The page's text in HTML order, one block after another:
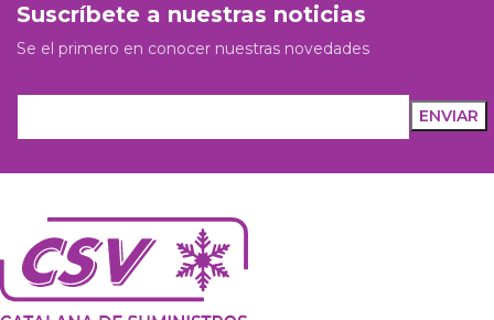
Suscríbete a nuestras noticias
Se el primero en conocer nuestras novedades